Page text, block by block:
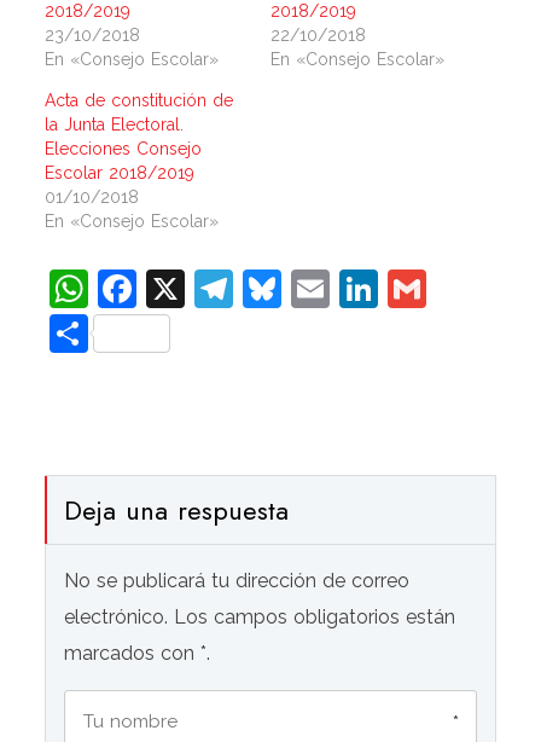
2018/2019
23/10/2018
En «Consejo Escolar»
2018/2019
22/10/2018
En «Consejo Escolar»
Acta de constitución de
la Junta Electoral.
Elecciones Consejo
Escolar 2018/2019
01/10/2018
En «Consejo Escolar»
WhatsApp
Facebook
X Telegram
Bluesky
EmailLinkedIn
Compartir
Deja una respuesta
No se publicará tu dirección de correo
electrónico. Los campos obligatorios están
marcados con *.
*